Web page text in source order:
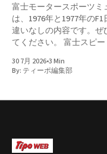
富士モータースポーツ
は、1976年と1977年の
違いなしの内容です。
てください。 富士スピードウェイホテル内にある、富士モータ
『知られざる あの、激闘
https://
ていただきました。富士
ています。Part2の今回は
に挑戦した、マキF101につい
30 7月 2026•3 Min
By: ティーポ編集部